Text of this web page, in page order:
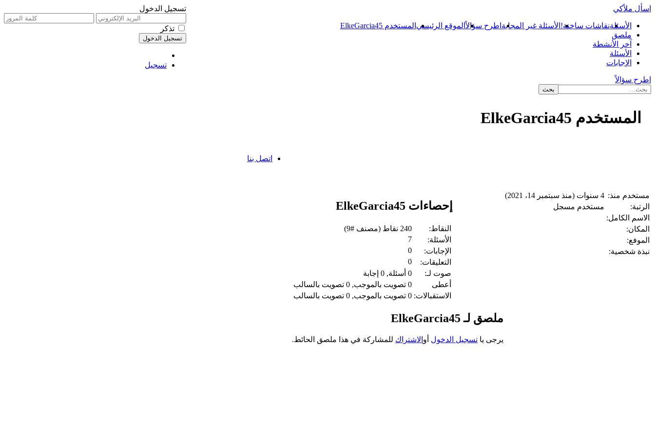
تسجيل الدخول
تذكر
تسجيل
اسأل ملاًكي
الأسئلةنقاشات ساخنة! الأسئلة غير المجابة اطرح سؤالاًالموقع الرئيسي المستخدم ElkeGarcia45
ملصق
آخر الأنشطة
الأسئلة
الإجابات
اطرح سؤالاً
المستخدم ElkeGarcia45
مستخدم منذ: 4 سنوات (منذ سبتمبر 14، 2021)
الرتبة:
مستخدم مسجل
الاسم الكامل:
المكان:
الموفع:
نبذة شخصية:
إحصاءات ElkeGarcia45
النقاط: 240 نقاط (مصنف #9
)
الأسئلة:
7
الإجابات:
0
التعليقات:
0
صوت لـ:
0 أسئلة, 0 إجابة
أعطى
0 تصويت بالموجب, 0 تصويت بالسالب
الاستقبالات: 0 تصويت بالموجب, 0 تصويت بالسالب
ملصق لـ ElkeGarcia45
يرجى يا تسجيل الدخول أو الاشتراك للمشاركة في هذا ملصق الحائط.
اتصل بنا